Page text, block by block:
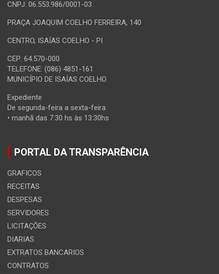
CNPJ: 06.553.986/0001-03
PRAÇA JOAQUIM COELHO FERREIRA, 140
CENTRO, ISAÍAS COELHO - PI
CEP: 64.570-000
TELEFONE: (086) 4851-161
MUNICÍPIO DE ISAÍAS COELHO
Expediente
De segunda-feira a sexta-feira:
• manhã das 7:30 hs às 13:30hs
PORTAL DA TRANSPARÊNCIA
GRAFICOS
RECEITAS
DESPESAS
SERVIDORES
LICITAÇÕES
DIARIAS
EXTRATOS BANCARIOS
CONTRATOS